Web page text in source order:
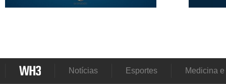
Notícias Esportes Medicina